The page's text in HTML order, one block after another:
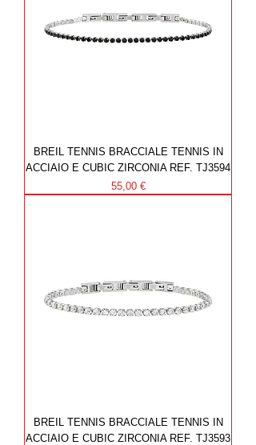
BREIL TENNIS BRACCIALE TENNIS IN
ACCIAIO E CUBIC ZIRCONIA REF. TJ3594
Prezzo
55,00 €
BREIL TENNIS BRACCIALE TENNIS IN
ACCIAIO E CUBIC ZIRCONIA REF. TJ3593